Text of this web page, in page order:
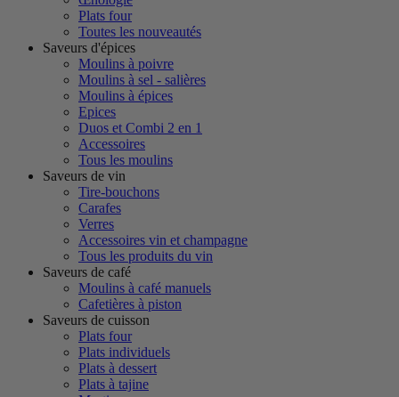
Plats four
Toutes les nouveautés
Saveurs d'épices
Moulins à poivre
Moulins à sel - salières
Moulins à épices
Epices
Duos et Combi 2 en 1
Accessoires
Tous les moulins
Saveurs de vin
Tire-bouchons
Carafes
Verres
Accessoires vin et champagne
Tous les produits du vin
Saveurs de café
Moulins à café manuels
Cafetières à piston
Saveurs de cuisson
Plats four
Plats individuels
Plats à dessert
Plats à tajine